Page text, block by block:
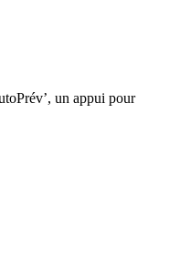
un appui pour